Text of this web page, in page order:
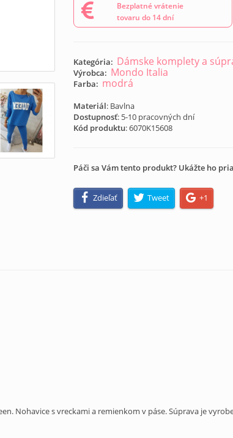
Bezplatné vrátenie
tovaru do 14 dní
Kategória: Dámske komplety a
Výrobca: Mondo Italia
Farba: modrá
Materiál: Bavlna
Dostupnosť: 5-10 pracovných dní
Kód produktu:6070K15608
Páči sa Vám tento produkt? Ukážte ho
Zdieľať Tweet +1
Nohavice s vreckami a remienkom v páse. Súprava je